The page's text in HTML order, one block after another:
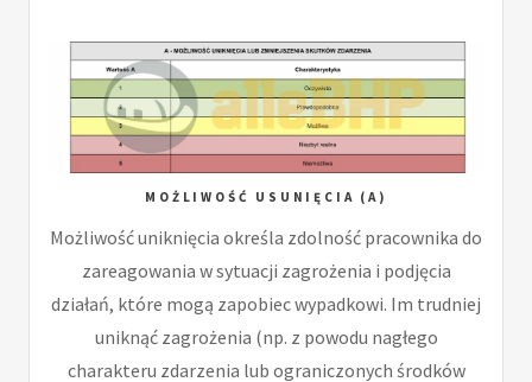
MOŻLIWOŚĆ USUNIĘCIA (A)
Możliwość uniknięcia określa zdolność pracownika do
zareagowania w sytuacji zagrożenia i podjęcia
działań, które mogą zapobiec wypadkowi. Im trudniej
uniknąć zagrożenia (np. z powodu nagłego
charakteru zdarzenia lub ograniczonych środków